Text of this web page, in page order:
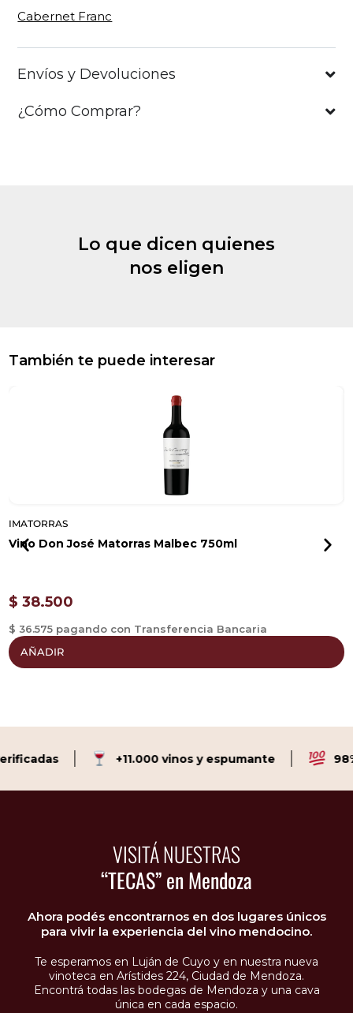
Cabernet Franc
Envíos y Devoluciones
¿Cómo Comprar?
Lo que dicen quienes
nos eligen
También te puede interesar
IMATORRAS
Vino Don José Matorras Malbec 750ml
$ 38.500
$ 36.575 pagando con Transferencia Bancaria
AÑADIR
+11.000 vinos y espumante 98%
VISITÁ NUESTRAS
“TECAS” en Mendoza
Ahora podés encontrarnos en dos lugares únicos
para vivir la experiencia del vino mendocino.
Te esperamos en Luján de Cuyo y en nuestra nueva
vinoteca en Arístides 224, Ciudad de Mendoza.
Encontrá todas las bodegas de Mendoza y una cava
única en cada espacio.